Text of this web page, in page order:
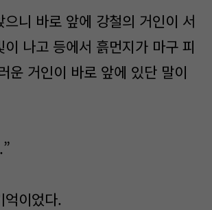
으니 바로 앞에 강철의 거인이 서
나고 등에서 흙먼지가 마구 피
운 거인이 바로 앞에 있단 말이
억이었다.